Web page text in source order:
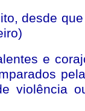
desde
e
violência